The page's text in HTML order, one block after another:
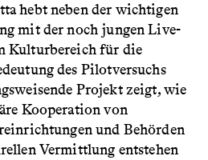
hebt neben der wichtigen
mit der noch jungen Live-
Kulturbereich für die
des Pilotversuchs
Projekt zeigt, wie
Kooperation von
und Behörden
Vermittlung entstehen